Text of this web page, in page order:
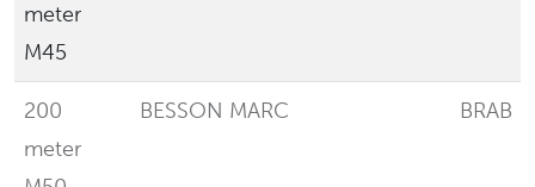
meter
M45
200
meter
BESSON MARC BRAB